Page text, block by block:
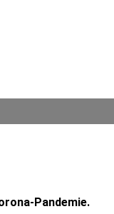
Pandemie.